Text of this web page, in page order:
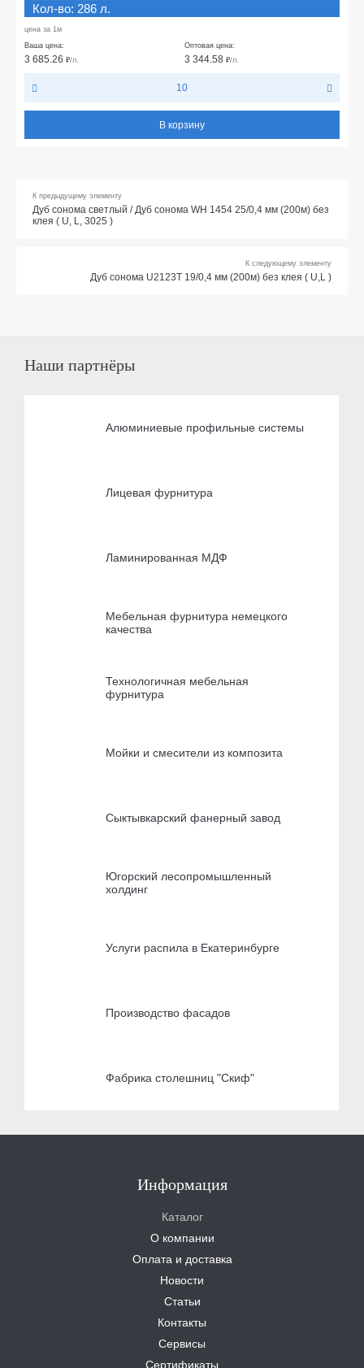
Кол-во: 286 л.
цена за 1м
Ваша цена:
3 685.26 ₽/л.
Оптовая цена:
3 344.58 ₽/л.
10
В корзину
К предыдущему элементу
Дуб сонома светлый / Дуб сонома WH 1454 25/0,4 мм (200м) без
клея ( U, L, 3025 )
К следующему элементу
Дуб сонома U2123T 19/0,4 мм (200м) без клея ( U,L )
Наши партнёры
Алюминиевые профильные системы
Лицевая фурнитура
Ламинированная МДФ
Мебельная фурнитура немецкого
качества
Технологичная мебельная
фурнитура
Мойки и смесители из композита
Сыктывкарский фанерный завод
Югорский лесопромышленный
холдинг
Услуги распила в Екатеринбурге
Производство фасадов
Фабрика столешниц "Скиф"
Информация
Каталог
О компании
Оплата и доставка
Новости
Статьи
Контакты
Сервисы
Сертификаты